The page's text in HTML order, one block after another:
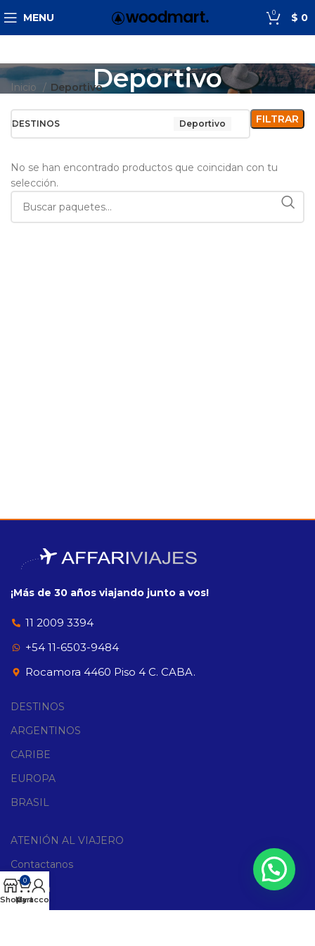
MENU 0 $ 0
Deportivo
Inicio Deportivo
DESTINOS Deportivo FILTRAR
No se han encontrado productos que coincidan con tu
selección.
¡Más de 30 años viajando junto a vos!
11 2009 3394
+54 11-6503-9484
Rocamora 4460 Piso 4 C. CABA.
DESTINOS
ARGENTINOS
CARIBE
EUROPA
BRASIL
ATENIÓN AL VIAJERO
Contactanos
Agencia
Shop
0
Cart
My account